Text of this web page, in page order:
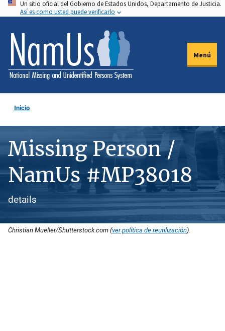
Pasar
al
contenido
principal
Un sitio oficial del Gobierno de Estados Unidos, Departamento de Justicia.
Así es como usted puede verificarlo
Menú
Inicio
Missing Person /
NamUs #MP38018
details
Christian Mueller/Shutterstock.com (ver política de reutilización).